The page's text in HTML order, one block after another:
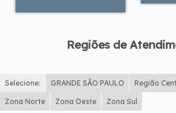
Regiões de
Selecione: GRANDE SÃO PAULO Região
Zona Norte Zona Oeste Zona Sul